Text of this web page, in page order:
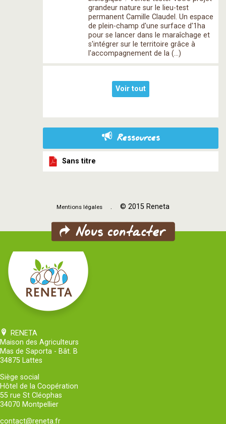
grandeur nature sur le lieu-test
permanent Camille Claudel. Un espace
de plein-champ d'une surface d'1ha
pour se lancer dans le maraîchage et
s'intégrer sur le territoire grâce à
l'accompagnement de la (…)
Voir tout
Ressources
Sans titre
Mentions légales . © 2015 Reneta
RENETA
Maison des Agriculteurs
Mas de Saporta - Bât. B
34875 Lattes
Siège social
Hôtel de la Coopération
55 rue St Cléophas
34070 Montpellier
contact@reneta.fr